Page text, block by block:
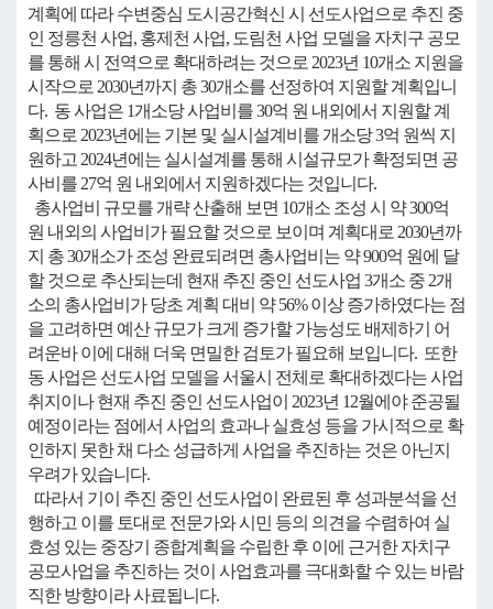
계획에 따라 수변중심 도시공간혁신 시 선도사업으로 추진 중
인 정릉천 사업, 홍제천 사업, 도림천 사업 모델을 자치구 공모
를 통해 시 전역으로 확대하려는 것으로 2023년 10개소 지원을
시작으로 2030년까지 총 30개소를 선정하여 지원할 계획입니
다. 동 사업은 1개소당 사업비를 30억 원 내외에서 지원할 계
획으로 2023년에는 기본 및 실시설계비를 개소당 3억 원씩 지
원하고 2024년에는 실시설계를 통해 시설규모가 확정되면 공
사비를 27억 원 내외에서 지원하겠다는 것입니다.
총사업비 규모를 개략 산출해 보면 10개소 조성 시 약 300억
원 내외의 사업비가 필요할 것으로 보이며 계획대로 2030년까
지 총 30개소가 조성 완료되려면 총사업비는 약 900억 원에 달
할 것으로 추산되는데 현재 추진 중인 선도사업 3개소 중 2개
소의 총사업비가 당초 계획 대비 약 56% 이상 증가하였다는 점
을 고려하면 예산 규모가 크게 증가할 가능성도 배제하기 어
려운바 이에 대해 더욱 면밀한 검토가 필요해 보입니다. 또한
동 사업은 선도사업 모델을 서울시 전체로 확대하겠다는 사업
취지이나 현재 추진 중인 선도사업이 2023년 12월에야 준공될
예정이라는 점에서 사업의 효과나 실효성 등을 가시적으로 확
인하지 못한 채 다소 성급하게 사업을 추진하는 것은 아닌지
우려가 있습니다.
따라서 기이 추진 중인 선도사업이 완료된 후 성과분석을 선
행하고 이를 토대로 전문가와 시민 등의 의견을 수렴하여 실
효성 있는 중장기 종합계획을 수립한 후 이에 근거한 자치구
공모사업을 추진하는 것이 사업효과를 극대화할 수 있는 바람
직한 방향이라 사료됩니다.